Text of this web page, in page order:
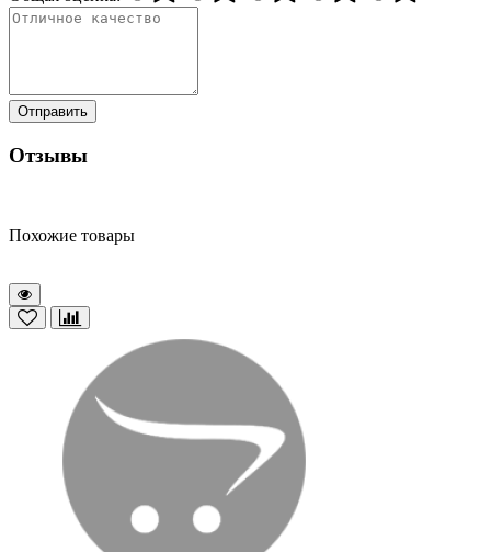
Отправить
Отзывы
Похожие товары